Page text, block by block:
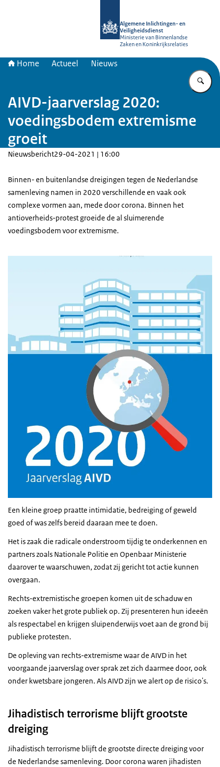
Algemene Inlichtingen- en
Veiligheidsdienst
Ministerie van Binnenlandse
Zaken en Koninkrijksrelaties
Home Actueel Nieuws
AIVD-jaarverslag 2020:
voedingsbodem extremisme
groeit
Nieuwsbericht29-04-2021 | 16:00
Binnen- en buitenlandse dreigingen tegen de Nederlandse
samenleving namen in 2020 verschillende en vaak ook
complexe vormen aan, mede door corona. Binnen het
antioverheids-protest groeide de al sluimerende
voedingsbodem voor extremisme.
Een kleine groep praatte intimidatie, bedreiging of geweld
goed of was zelfs bereid daaraan mee te doen.
Het is zaak die radicale onderstroom tijdig te onderkennen en
partners zoals Nationale Politie en Openbaar Ministerie
daarover te waarschuwen, zodat zij gericht tot actie kunnen
overgaan.
Rechts-extremistische groepen komen uit de schaduw en
zoeken vaker het grote publiek op. Zij presenteren hun ideeën
als respectabel en krijgen sluipenderwijs voet aan de grond bij
publieke protesten.
De opleving van rechts-extremisme waar de AIVD in het
voorgaande jaarverslag over sprak zet zich daarmee door, ook
onder kwetsbare jongeren. Als AIVD zijn we alert op de risico's.
Jihadistisch terrorisme blijft grootste
dreiging
Jihadistisch terrorisme blijft de grootste directe dreiging voor
de Nederlandse samenleving. Door corona waren jihadisten